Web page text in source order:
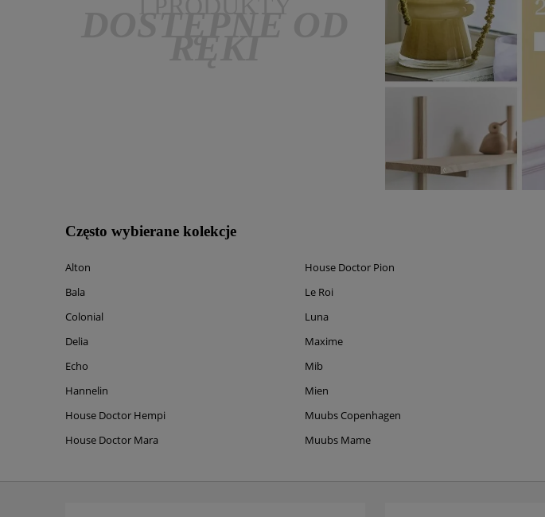
Często wybierane kolekcje
Alton
Bala
Colonial
Delia
Echo
Hannelin
House Doctor Hempi
House Doctor Mara
House Doctor Pion
Le Roi
Luna
Maxime
Mib
Mien
Muubs Copenhagen
Muubs Mame